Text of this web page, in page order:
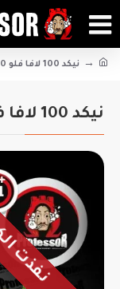
نيكد 100 لافا فلو 30مل 35ملجم
نيكد 100 لافا فلو 30مل 35ملجم
نفذت